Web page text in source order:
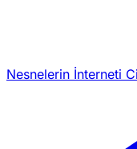
Nesnelerin İnterneti